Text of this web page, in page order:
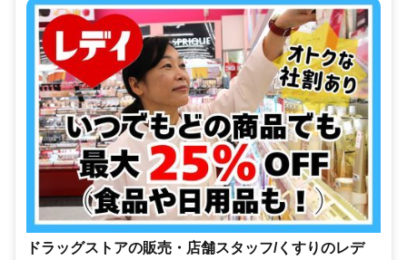
ドラッグストアの販売・店舗スタッフ/くすりのレデ